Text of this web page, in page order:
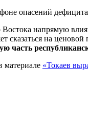
опасений
напрямую
сказаться на
часть
материале «Токаев